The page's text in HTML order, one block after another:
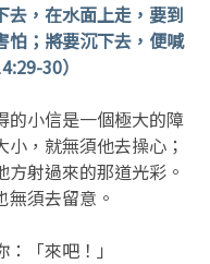
去，在水面上走，要到
怕；將要沉下去，便喊
30）
的小信是一個極大的障
，就無須他去操心；
射過來的那道光彩。
須去留意。
「來吧！」